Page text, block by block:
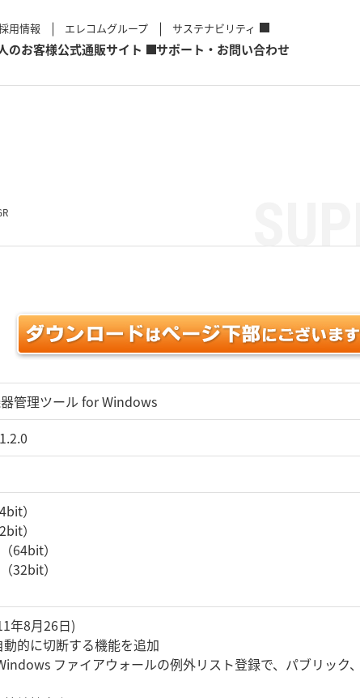
用情報 エレコムグループ サステナビリティ
のお客様公式通販サイト サポート・お問い合わせ
管理ツール for Windows
）
）
64bit）
32bit）
年8月26日)
動的に切断する機能を追加
ファイアウォールの例外リスト登録で、パブリック